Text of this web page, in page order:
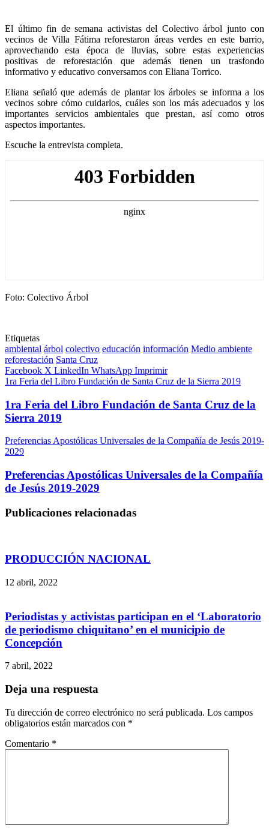
El último fin de semana activistas del Colectivo árbol junto con
vecinos de Villa Fátima reforestaron áreas verdes en este barrio,
aprovechando esta época de lluvias, sobre estas experiencias
positivas de reforestación que además tienen un trasfondo
informativo y educativo conversamos con Eliana Torrico.
Eliana señaló que además de plantar los árboles se informa a los
vecinos sobre cómo cuidarlos, cuáles son los más adecuados y los
importantes servicios ambientales que prestan, así como otros
aspectos importantes.
Escuche la entrevista completa.
Foto: Colectivo Árbol
Etiquetas
ambiental árbol colectivo educación información Medio ambiente
reforestación Santa Cruz
Facebook X LinkedIn WhatsApp Imprimir
1ra Feria del Libro Fundación de Santa Cruz de la Sierra 2019
1ra Feria del Libro Fundación de Santa Cruz de la
Sierra 2019
Preferencias Apostólicas Universales de la Compañía de Jesús 2019-
2029
Preferencias Apostólicas Universales de la Compañía
de Jesús 2019-2029
Publicaciones relacionadas
PRODUCCIÓN NACIONAL
12 abril, 2022
Periodistas y activistas participan en el ‘Laboratorio
de periodismo chiquitano’ en el municipio de
Concepción
7 abril, 2022
Deja una respuesta
Tu dirección de correo electrónico no será publicada. Los campos
obligatorios están marcados con *
Comentario *